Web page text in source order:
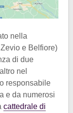
nella
e Belfiore)
di due
nel
responsabile
e da numerosi
cattedrale di